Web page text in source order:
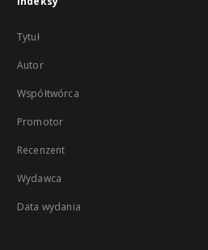
Tytuł
Autor
Współtwórca
Promotor
Recenzent
Wydawca
Data wydania